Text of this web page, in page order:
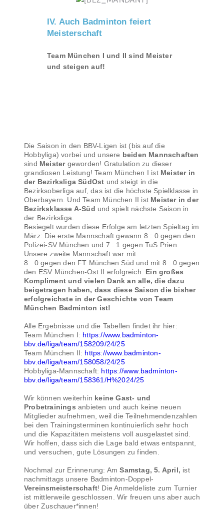
IV. Auch Badminton feiert
Meisterschaft
Team München I und II sind Meister
und steigen auf!
Die Saison in den BBV-Ligen ist (bis auf die
Hobbyliga) vorbei und unsere beiden Mannschaften
sind Meistergeworden! Gratulation zu dieser
grandiosen Leistung! Team München I istMeister in
der Bezirksliga SüdOst und steigt in die
Bezirksoberliga auf, das ist die höchste Spielklasse in
Oberbayern. Und Team München II ist Meister in der
Bezirksklasse A-Süd und spielt nächste Saison in
der Bezirksliga.
Besiegelt wurden diese Erfolge am letzten Spieltag im
März: Die erste Mannschaft gewann 8 : 0 gegen den
Polizei-SV München und 7 : 1 gegen TuS Prien.
Unsere zweite Mannschaft war mit
8 : 0 gegen den FT München Süd und mit 8 : 0 gegen
den ESV München-Ost II erfolgreich. Ein großes
Kompliment und vielen Dank an alle, die dazu
beigetragen haben, dass diese Saison die bisher
erfolgreichste in der Geschichte von Team
München Badminton ist!
Alle Ergebnisse und die Tabellen findet ihr hier:
Team München I: https://www.badminton-
bbv.de/liga/team/158209/24/25
Team München II: https://www.badminton-
bbv.de/liga/team/158058/24/25
Hobbyliga-Mannschaft: https://www.badminton-
bbv.de/liga/team/158361/H%2024/25
Wir können weiterhin keine Gast- und
Probetrainings anbieten und auch keine neuen
Mitglieder aufnehmen, weil die Teilnehmendenzahlen
bei den Trainingsterminen kontinuierlich sehr hoch
und die Kapazitäten meistens voll ausgelastet sind.
Wir hoffen, dass sich die Lage bald etwas entspannt,
und versuchen, gute Lösungen zu finden.
Nochmal zur Erinnerung: AmSamstag, 5. April, ist
nachmittags unsere Badminton-Doppel-
Vereinsmeisterschaft! Die Anmeldeliste zum Turnier
ist mittlerweile geschlossen. Wir freuen uns aber auch
über Zuschauer*innen!